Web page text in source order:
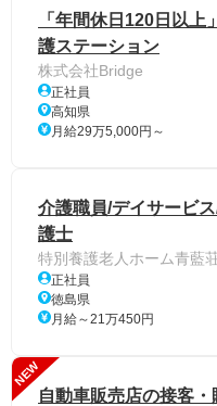
「年間休日120日以
護ステーション
株式会社Bridge
正社員
高知県
月給29万5,000円～
介護職員/デイサービ
護士
特別養護老人ホーム青藍
正社員
徳島県
月給～21万450円
NEW
自動車販売店の接客